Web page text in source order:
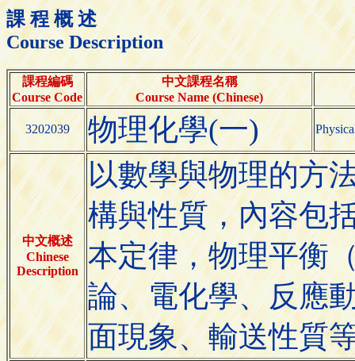
課 程 概 述
Course Description
課程編碼
Course Code
中文課程名稱
Course Name (Chinese)
3202039 物理化學(一)
中文概述
Chinese
Description
以數學與物理的方
構與性質，內容包
本定律，物理平衡
論、電化學、反應
面現象、輸送性質